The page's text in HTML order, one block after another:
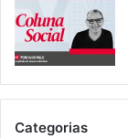
Categorias